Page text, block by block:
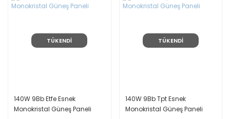
TÜKENDİ
140W 9Bb Etfe Esnek
Monokristal Güneş Paneli
TÜKENDİ
140W 9Bb Tpt Esnek
Monokristal Güneş Paneli